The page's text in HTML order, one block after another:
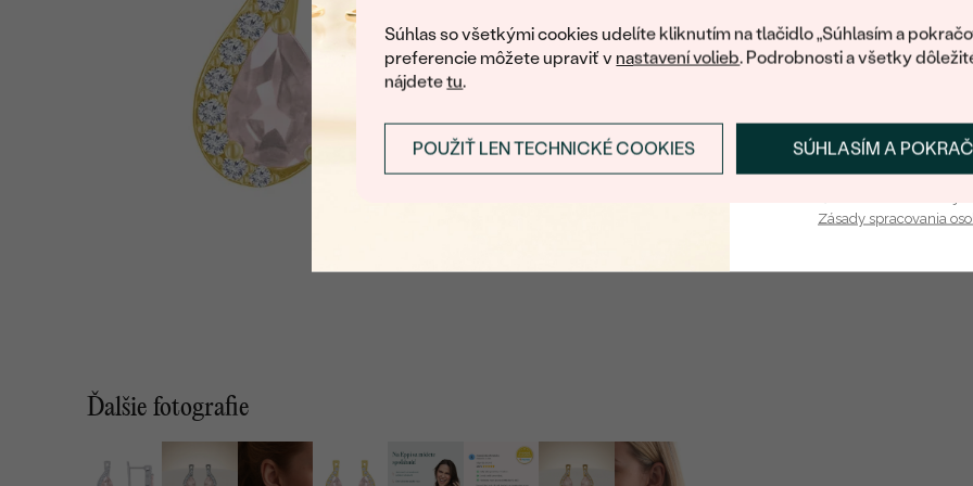
Súhlas so všetkými cookies udelíte kliknutím na tlačidlo „Súhlasím a
preferencie môžete upraviť v nastavení volieb. Podrobnosti a všetky
nájdetetu.
SÚHLASÍM A
POUŽIŤ LEN TECHNICKÉ COOKIES
Ďalšie fotografie
Postranné drahokamy
ROZMERY:
Prihlásiť sa a
Zásady spracovania